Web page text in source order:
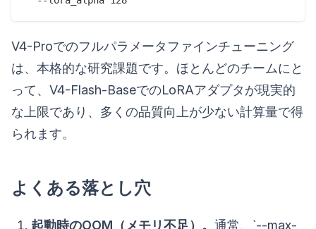
V4-Proでのフルパラメータファインチューニング
は、本格的な研究課題です。ほとんどのチームにと
って、V4-Flash-BaseでのLoRAアダプタが現実的
な上限であり、多くの品質向上が少ない計算量で得
られます。
よくある落とし穴
起動時のOOM（メモリ不足）。 通常、`--max-